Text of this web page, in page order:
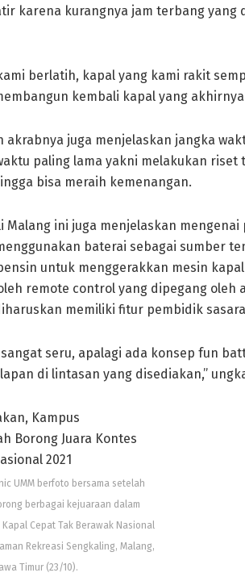
karena kurangnya jam terbang
berlatih, kapal yang kami rakit
kembali kapal yang
akrabnya juga menjelaskan jangka
paling lama yakni melakukan
bisa meraih kemenangan.
Malang ini juga menjelaskan mengenai
baterai sebagai sumber
untuk menggerakkan mesin
remote control yang dipegang oleh
memiliki fitur pembidik
seru, apalagi ada konsep fun
di lintasan yang disediakan,”
UMM berfoto bersama setelah
berbagai kejuaraan dalam
Cepat Tak Berawak Nasional
Rekreasi Sengkaling, Malang,
Timur (23/10).